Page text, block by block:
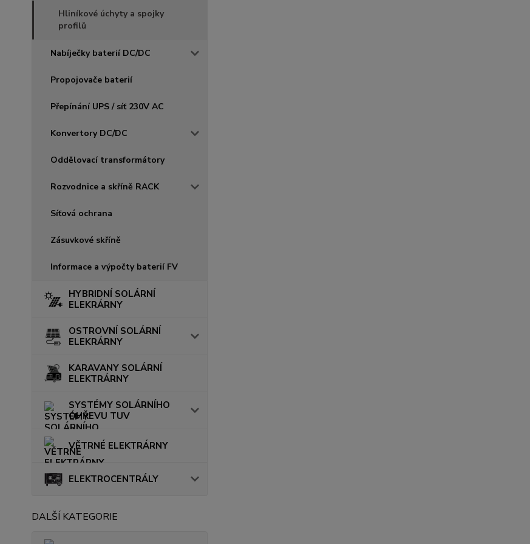
Hliníkové úchyty a spojky
profilů
Nabíječky baterií DC/DC
Propojovače baterií
Přepínání UPS / síť 230V AC
Konvertory DC/DC
Oddělovací transformátory
Rozvodnice a skříně RACK
Síťová ochrana
Zásuvkové skříně
Informace a výpočty baterií FV
HYBRIDNÍ SOLÁRNÍ
ELEKRÁRNY
OSTROVNÍ SOLÁRNÍ
ELEKRÁRNY
KARAVANY SOLÁRNÍ
ELEKTRÁRNY
SYSTÉMY SOLÁRNÍHO
OHŘEVU TUV
VĚTRNÉ ELEKTRÁRNY
ELEKTROCENTRÁLY
DALŠÍ KATEGORIE